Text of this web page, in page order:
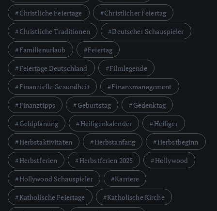
Christliche Feiertage
Christlicher Feiertag
Christliche Traditionen
Deutscher Schauspieler
Familienurlaub
Feiertag
Feiertage Deutschland
Filmlegende
Finanzielle Gesundheit
Finanzmanagement
Finanztipps
Geburtstag
Gedenktag
Geldplanung
Heiligenkalender
Heiliger
Herbstaktivitäten
Herbstanfang
Herbstbeginn
Herbstferien
Herbstferien 2025
Hollywood
Hollywood Schauspieler
Karriere
Katholische Feiertage
Katholische Kirche